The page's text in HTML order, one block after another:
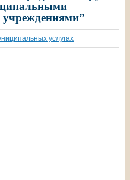
услугах